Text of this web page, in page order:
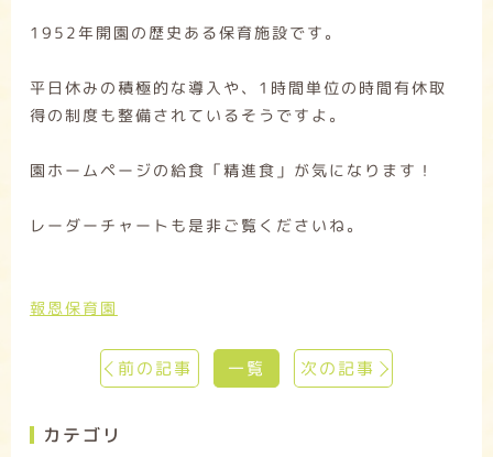
1952年開園の歴史ある保育施設です。
平日休みの積極的な導入や、1時間単位の時間有休取
得の制度も整備されているそうですよ。
園ホームページの給食「精進食」が気になります！
レーダーチャートも是非ご覧くださいね。
報恩保育園
前の記事 一覧 次の記事
カテゴリ